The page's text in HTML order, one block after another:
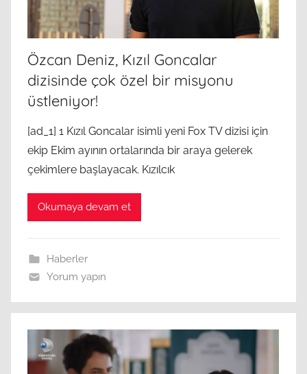
Özcan Deniz, Kızıl Goncalar
dizisinde çok özel bir misyonu
üstleniyor!
[ad_1] 1 Kızıl Goncalar isimli yeni Fox TV dizisi için
ekip Ekim ayının ortalarında bir araya gelerek
çekimlere başlayacak. Kızılcık
Okumaya devam et
Haberler
Yorum yapın